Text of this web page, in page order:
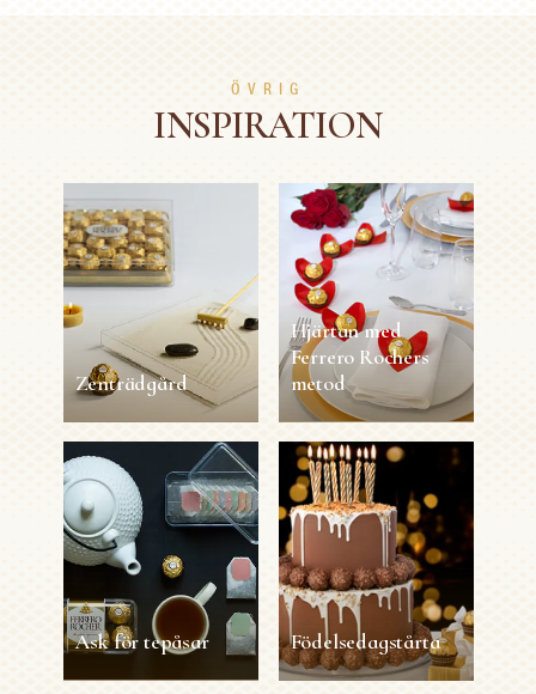
ÖVRIG
INSPIRATION
Zenträdgård
Zenträdgård
5 min 1 person Lätt
LÄS MER
Hjärtan med
Ferrero Rochers
metod
Hjärtan med
Ferrero Rochers
metod
5 min 1 person Lätt
LÄS MER
Ask för tepåsar Födelsedagstårta